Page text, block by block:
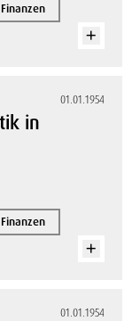
01.01.1954
in
01.01.1954